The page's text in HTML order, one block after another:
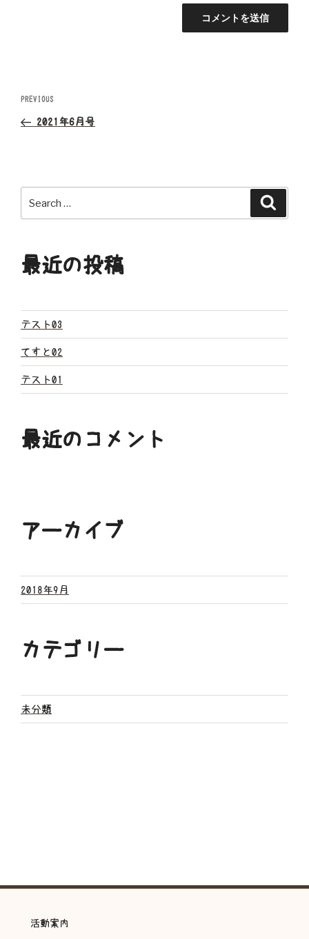
投
稿
ビ
ゲ
シ
ン
Previous
Post
PREVIOUS
2021年6月号
最近の投稿
テスト03
てすと02
テスト01
最近のコメント
アーカイブ
2018年9月
カテゴリー
未分類
活動案内